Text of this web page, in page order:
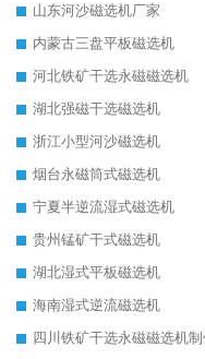
山东河沙磁选机厂家
内蒙古三盘平板磁选机
河北铁矿干选永磁磁选机
湖北强磁干选磁选机
浙江小型河沙磁选机
烟台永磁筒式磁选机
宁夏半逆流湿式磁选机
贵州锰矿干式磁选机
湖北湿式平板磁选机
海南湿式逆流磁选机
四川铁矿干选永磁磁选机